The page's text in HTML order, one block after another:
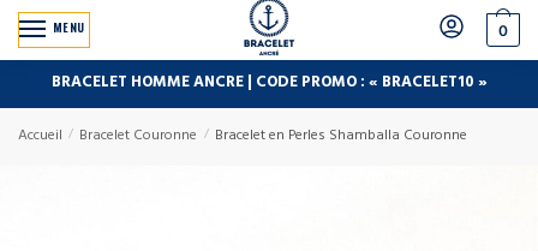
MENU 0
BRACELET HOMME ANCRE | CODE PROMO : « BRACELET10 »
Accueil / Bracelet Couronne / Bracelet en Perles Shamballa Couronne